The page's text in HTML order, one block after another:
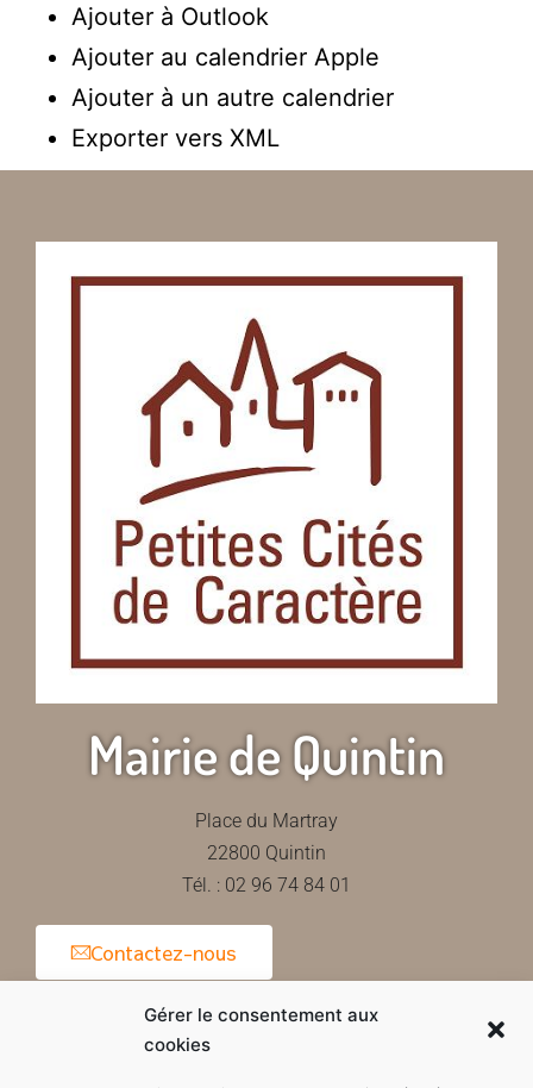
Gérer le consentement aux
cookies
Ajouter à Outlook
Ajouter au calendrier Apple
Ajouter à un autre calendrier
Exporter vers XML
Mairie de Quintin
Place du Martray
22800 Quintin
Tél. : 02 96 74 84 01
Contactez-nous